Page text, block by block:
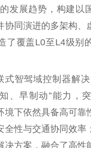
发展趋势，构建以
协同演进的多架构、
了覆盖L0至L4级别
式智驾域控制器解
、早制动”能力，
境下依然具备高可靠
全性与交通协同效率
决方案，融合了高性